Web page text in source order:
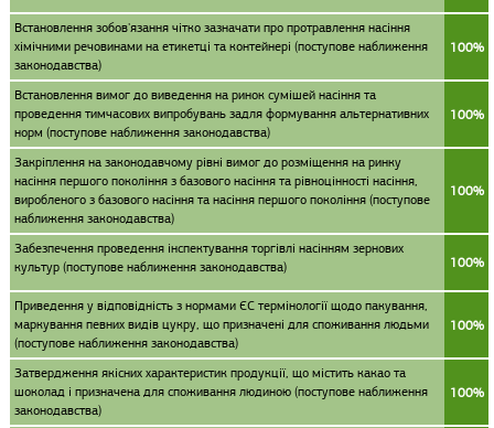
Встановлення зобов'язання чітко зазначати про протравлення насіння
хімічними речовинами на етикетці та контейнері (поступове наближення
законодавства)
100%
Встановлення вимог до виведення на ринок сумішей насіння та
проведення тимчасових випробувань задля формування альтернативних
норм (поступове наближення законодавства)
100%
Закріплення на законодавчому рівні вимог до розміщення на ринку
насіння першого покоління з базового насіння та рівноцінності насіння,
виробленого з базового насіння та насіння першого покоління (поступове
наближення законодавства)
100%
Забезпечення проведення інспектування торгівлі насінням зернових
культур (поступове наближення законодавства)
100%
Приведення у відповідність з нормами ЄС термінології щодо пакування,
маркування певних видів цукру, що призначені для споживання людьми
(поступове наближення законодавства)
100%
Затвердження якісних характеристик продукції, що містить какао та
шоколад і призначена для споживання людиною (поступове наближення
законодавства)
100%